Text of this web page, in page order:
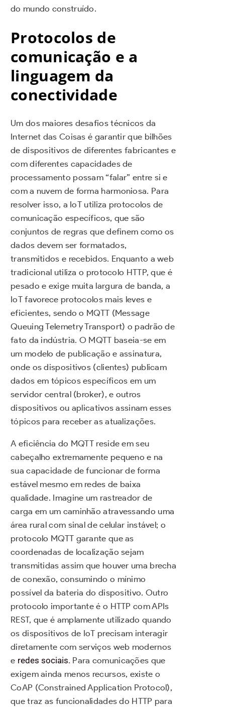
do mundo construído.
Protocolos de
comunicação e a
linguagem da
conectividade
Um dos maiores desafios técnicos da
Internet das Coisas é garantir que bilhões
de dispositivos de diferentes fabricantes e
com diferentes capacidades de
processamento possam “falar” entre si e
com a nuvem de forma harmoniosa. Para
resolver isso, a IoT utiliza protocolos de
comunicação específicos, que são
conjuntos de regras que definem como os
dados devem ser formatados,
transmitidos e recebidos. Enquanto a web
tradicional utiliza o protocolo HTTP, que é
pesado e exige muita largura de banda, a
IoT favorece protocolos mais leves e
eficientes, sendo o MQTT (Message
Queuing Telemetry Transport) o padrão de
fato da indústria. O MQTT baseia-se em
um modelo de publicação e assinatura,
onde os dispositivos (clientes) publicam
dados em tópicos específicos em um
servidor central (broker), e outros
dispositivos ou aplicativos assinam esses
tópicos para receber as atualizações.
A eficiência do MQTT reside em seu
cabeçalho extremamente pequeno e na
sua capacidade de funcionar de forma
estável mesmo em redes de baixa
qualidade. Imagine um rastreador de
carga em um caminhão atravessando uma
área rural com sinal de celular instável; o
protocolo MQTT garante que as
coordenadas de localização sejam
transmitidas assim que houver uma brecha
de conexão, consumindo o mínimo
possível da bateria do dispositivo. Outro
protocolo importante é o HTTP com APIs
REST, que é amplamente utilizado quando
os dispositivos de IoT precisam interagir
diretamente com serviços web modernos
e redes sociais. Para comunicações que
exigem ainda menos recursos, existe o
CoAP (Constrained Application Protocol),
que traz as funcionalidades do HTTP para